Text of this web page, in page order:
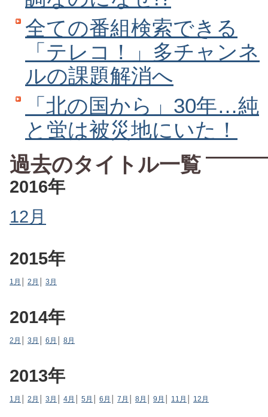
全ての番組検索できる
「テレコ！」多チャンネ
ルの課題解消へ
「北の国から」30年…純
と蛍は被災地にいた！
過去のタイトル一覧
2016年
12月
2015年
1月 2月 3月
2014年
2月 3月 6月 8月
2013年
1月 2月 3月 4月 5月 6月 7月 8月 9月 11月 12月